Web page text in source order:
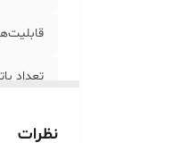
تعداد
نظرات